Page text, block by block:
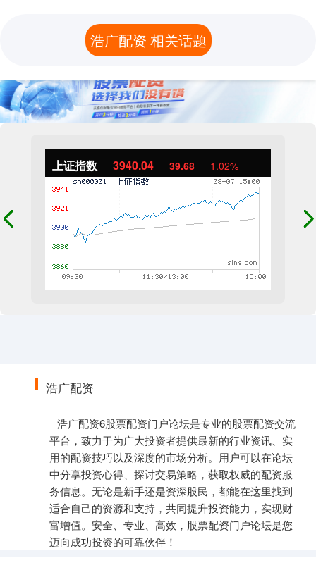
上证指数 3940.04 39.68 1.02%
浩广配资
浩广配资6股票配资门户论坛是专业的股票配资交流
平台，致力于为广大投资者提供最新的行业资讯、实
用的配资技巧以及深度的市场分析。用户可以在论坛
中分享投资心得、探讨交易策略，获取权威的配资服
务信息。无论是新手还是资深股民，都能在这里找到
适合自己的资源和支持，共同提升投资能力，实现财
富增值。安全、专业、高效，股票配资门户论坛是您
迈向成功投资的可靠伙伴！
浩广配资 相关话题